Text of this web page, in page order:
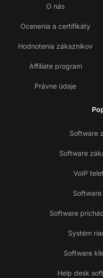
O nás
Ocenenia a certifikáty
Hodnotenia zákazníkov
Affiliate program
Právne údaje
Software
Software
VoIP
Software
Systém
Software
Help desk